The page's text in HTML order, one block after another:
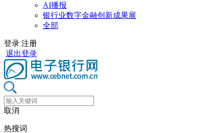
AI播报
银行业数字金融创新成果展
全部
登录 注册
退出登录
取消
热搜词